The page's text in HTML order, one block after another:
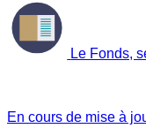
Le Fonds,
En cours de mise à